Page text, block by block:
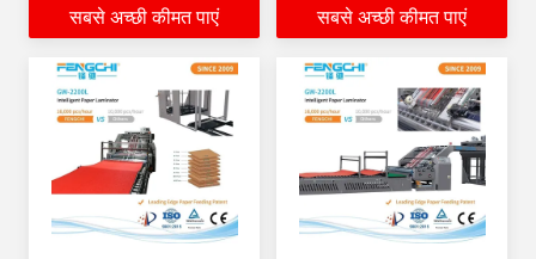
सबसे अच्छी कीमत पाएं सबसे अच्छी कीमत पाएं